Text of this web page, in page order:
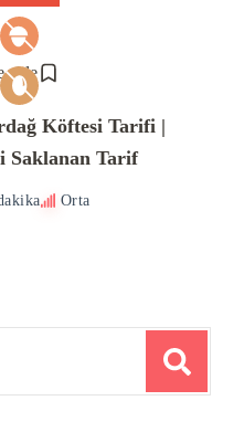
ekle
Köftesi Tarifi |
Saklanan Tarif
Orta